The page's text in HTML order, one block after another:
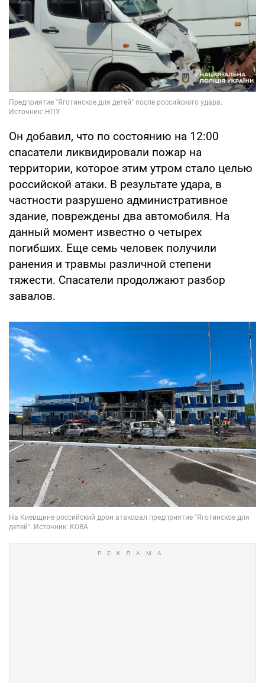
Он добавил, что по состоянию на 12:00
спасатели ликвидировали пожар на
территории, которое этим утром стало целью
российской атаки. В результате удара, в
частности разрушено административное
здание, повреждены два автомобиля. На
данный момент известно о четырех
погибших. Еще семь человек получили
ранения и травмы различной степени
тяжести. Спасатели продолжают разбор
завалов.